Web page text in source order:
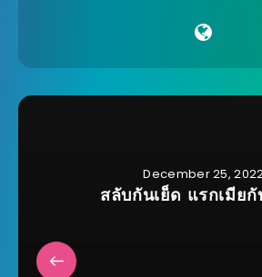
December 25,
สลับกันเย็ด แรกเมียกั